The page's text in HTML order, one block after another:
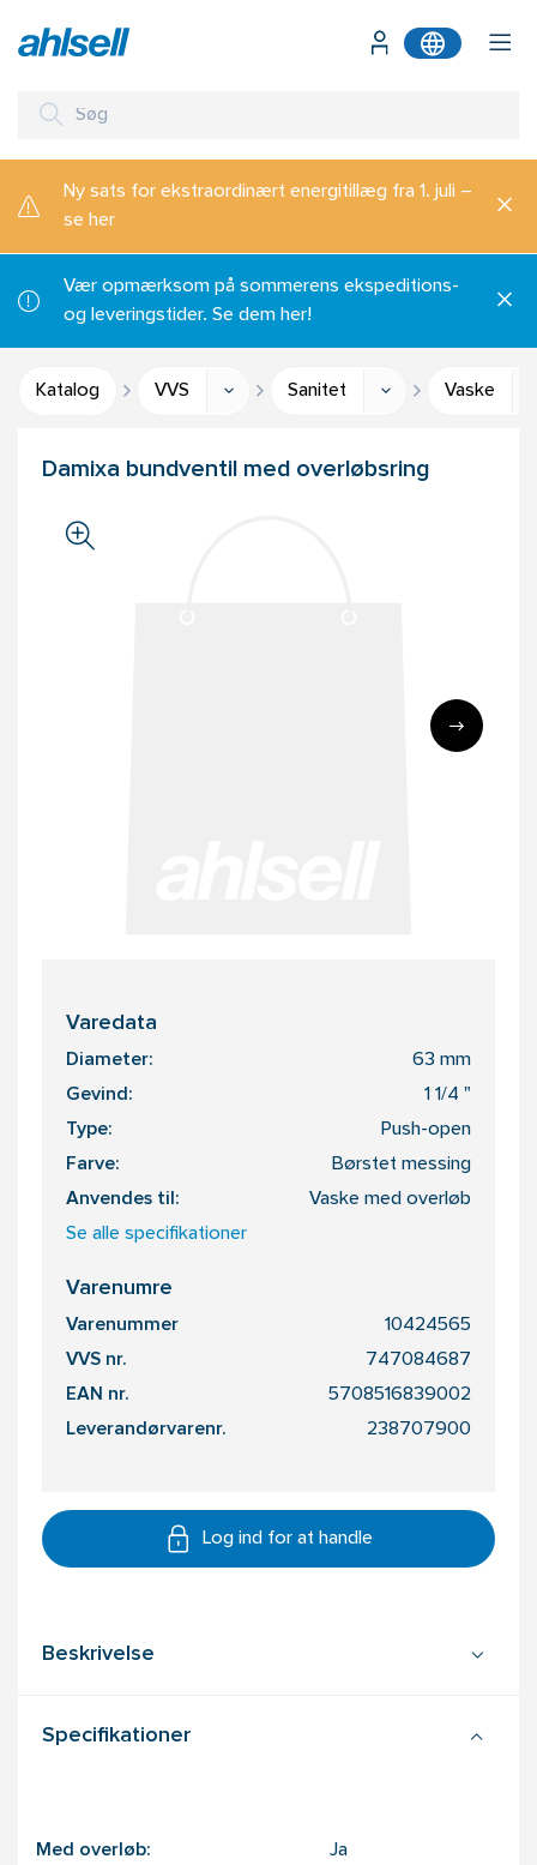
Ny sats for ekstraordinært energitillæg fra 1. juli –
se her
Vær opmærksom på sommerens ekspeditions-
og leveringstider. Se dem her!
Katalog VVS Sanitet Vaske
Damixa bundventil med overløbsring
Varedata
Diameter: 63 mm
Gevind: 1 1/4 "
Type: Push-open
Farve: Børstet messing
Anvendes til: Vaske med overløb
Se alle specifikationer
Varenumre
Varenummer 10424565
VVS nr. 747084687
EAN nr. 5708516839002
Leverandørvarenr. 238707900
Log ind for at handle
Beskrivelse
Specifikationer
Med overløb: Ja